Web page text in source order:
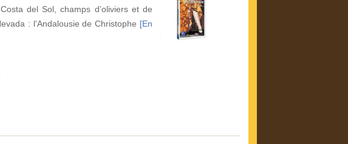
del Sol, champs d’oliviers et de
: l’Andalousie de Christophe [En